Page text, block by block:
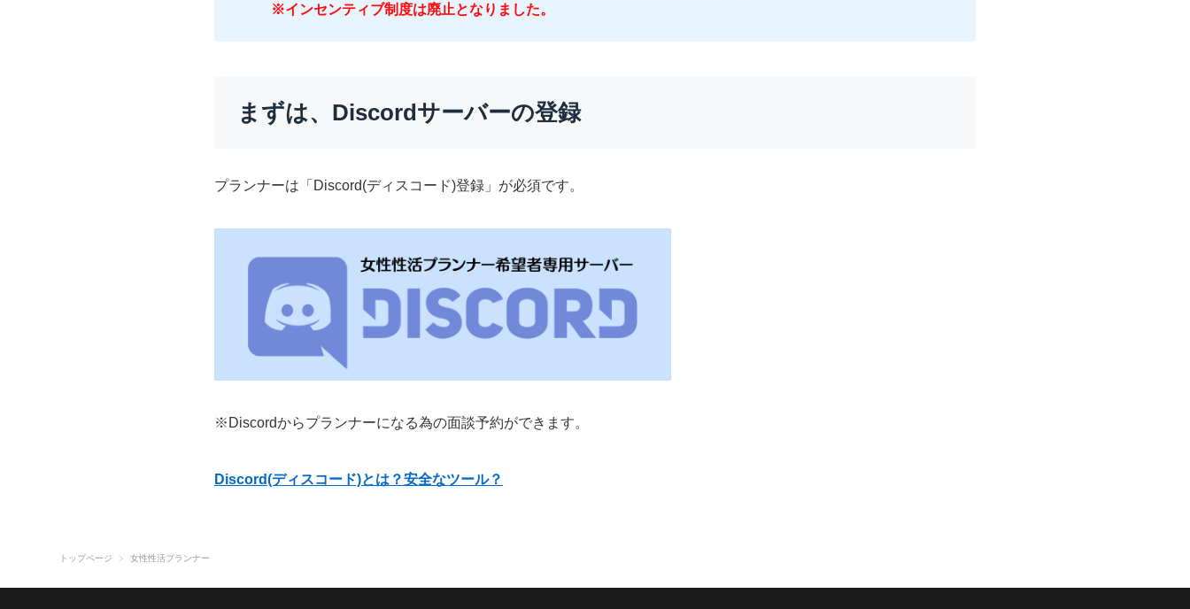
※インセンティブ制度は廃止となりました。
まずは、Discordサーバーの登録
プランナーは「Discord(ディスコード)登録」が必須です。
※Discordからプランナーになる為の面談予約ができます。
Discord(ディスコード)とは？安全なツール？
トップページ 女性性活プランナー